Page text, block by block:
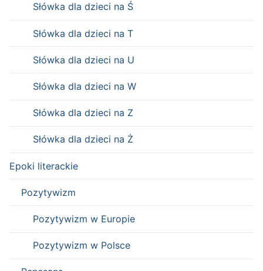
Słówka dla dzieci na Ś
Słówka dla dzieci na T
Słówka dla dzieci na U
Słówka dla dzieci na W
Słówka dla dzieci na Z
Słówka dla dzieci na Ż
Epoki literackie
Pozytywizm
Pozytywizm w Europie
Pozytywizm w Polsce